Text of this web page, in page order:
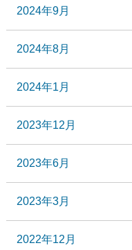
2024年9月
2024年8月
2024年1月
2023年12月
2023年6月
2023年3月
2022年12月